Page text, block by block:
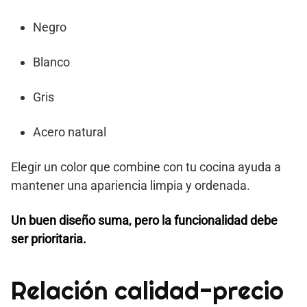
Negro
Blanco
Gris
Acero natural
Elegir un color que combine con tu cocina ayuda a
mantener una apariencia limpia y ordenada.
Un buen diseño suma, pero la funcionalidad debe
ser prioritaria.
Relación calidad-precio